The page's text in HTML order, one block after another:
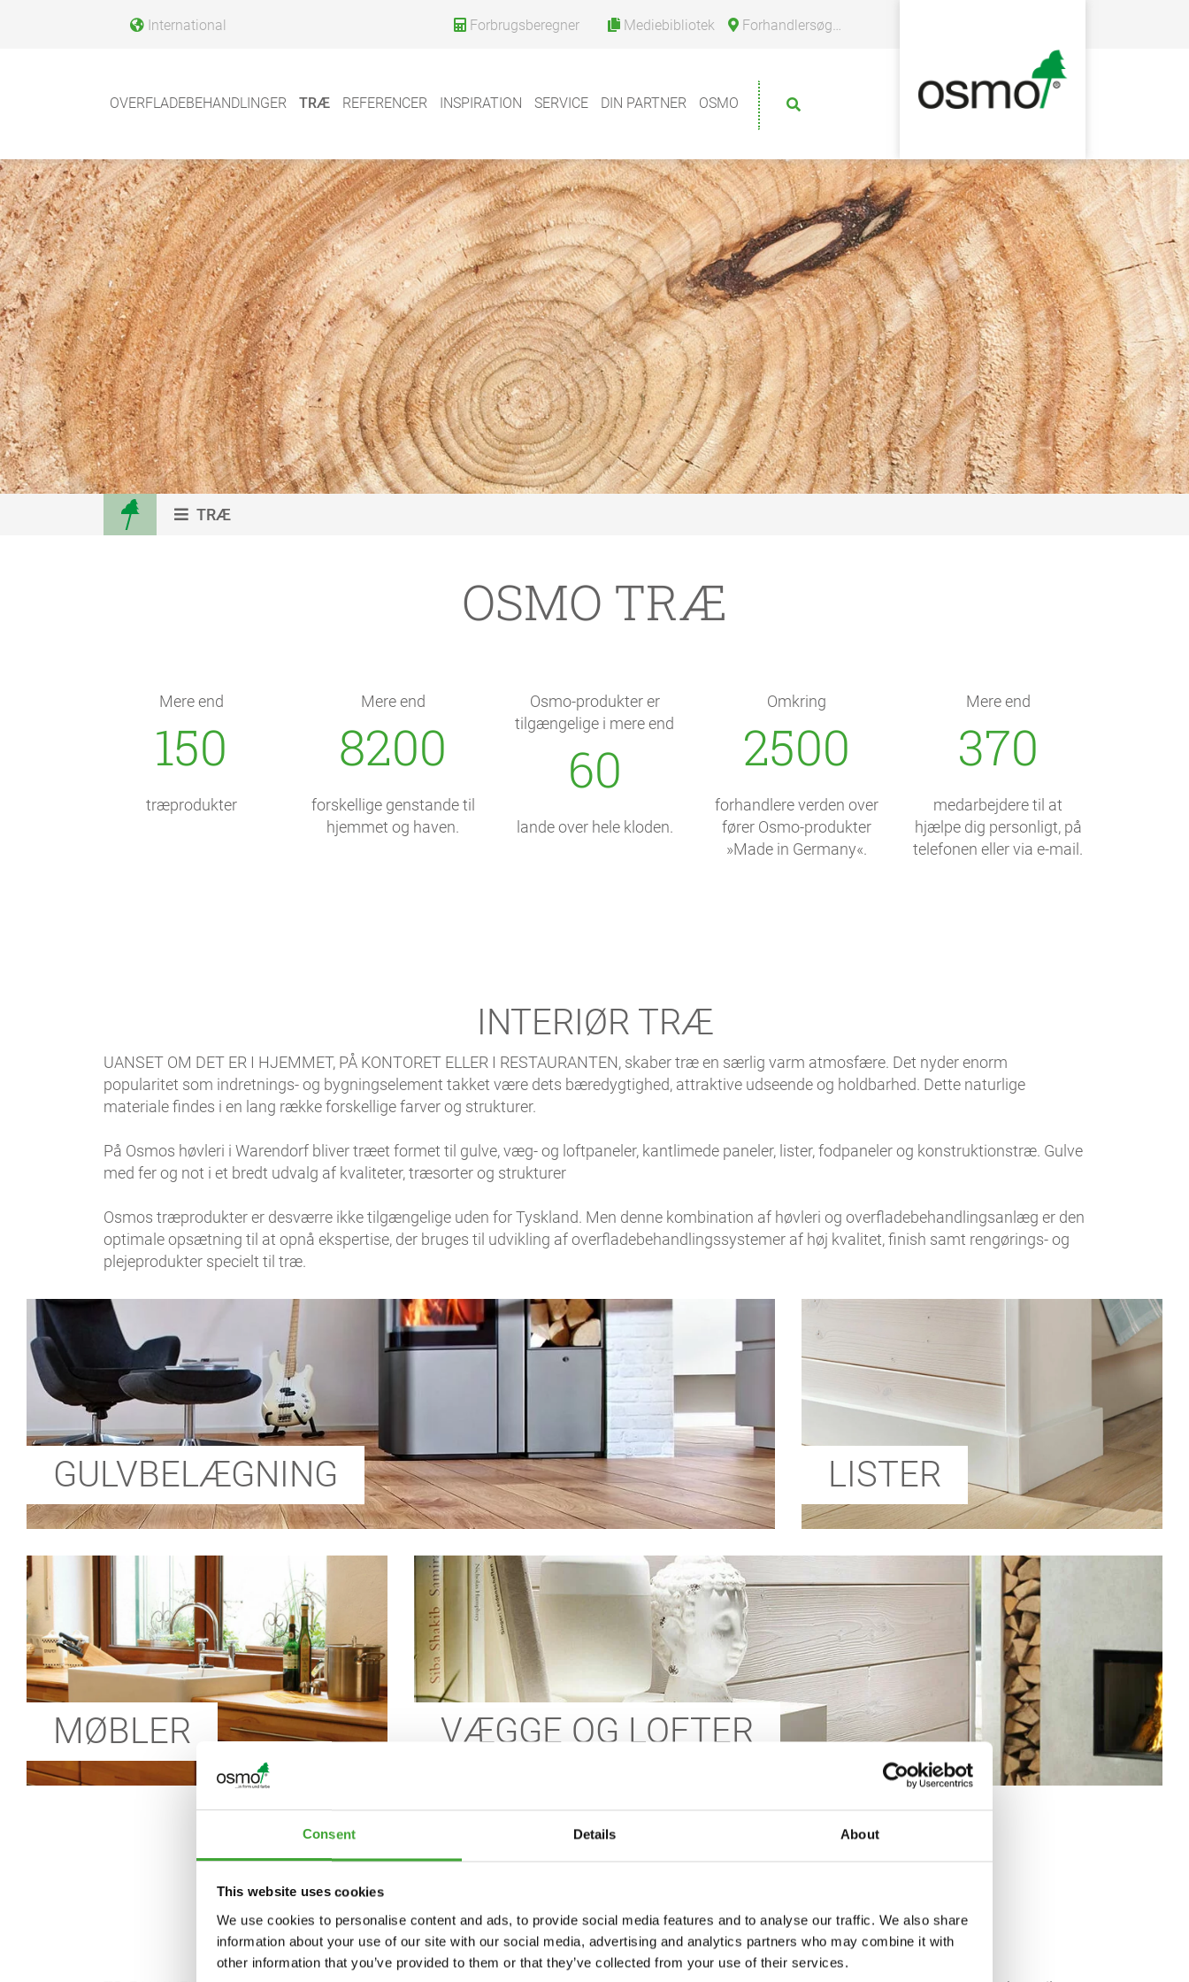
Consent Details About
This website uses cookies
We use cookies to personalise content and ads, to provide social media features and to analyse our traffic. We also share
information about your use of our site with our social media, advertising and analytics partners who may combine it with
other information that you’ve provided to them or that they’ve collected from your use of their services.
International Forbrugsberegner Mediebibliotek Forhandlersøgning
OVERFLADEBEHANDLINGER TRÆ REFERENCER INSPIRATION SERVICE DIN PARTNER OSMO
TRÆ
OSMO TRÆ
Mere end
150
træprodukter
Mere end
8200
forskellige genstande til
hjemmet og haven.
Osmo-produkter er
tilgængelige i mere end
60
lande over hele kloden.
Omkring
2500
forhandlere verden over
fører Osmo-produkter
»Made in Germany«.
Mere end
370
medarbejdere til at
hjælpe dig personligt, på
telefonen eller via e-mail.
INTERIØR TRÆ
UANSET OM DET ER I HJEMMET, PÅ KONTORET ELLER I RESTAURANTEN, skaber træ en særlig varm atmosfære. Det nyder enorm
popularitet som indretnings- og bygningselement takket være dets bæredygtighed, attraktive udseende og holdbarhed. Dette naturlige
materiale findes i en lang række forskellige farver og strukturer.
På Osmos høvleri i Warendorf bliver træet formet til gulve, væg- og loftpaneler, kantlimede paneler, lister, fodpaneler og konstruktionstræ. Gulve
med fer og not i et bredt udvalg af kvaliteter, træsorter og strukturer
Osmos træprodukter er desværre ikke tilgængelige uden for Tyskland. Men denne kombination af høvleri og overfladebehandlingsanlæg er den
optimale opsætning til at opnå ekspertise, der bruges til udvikling af overfladebehandlingssystemer af høj kvalitet, finish samt rengørings- og
plejeprodukter specielt til træ.
GULVBELÆGNING LISTER
MØBLER VÆGGE OG LOFTER
TRÆ TIL UDENDØRS BRUG